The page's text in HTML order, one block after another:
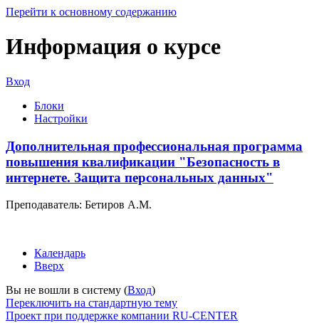
Перейти к основному содержанию
Информация о курсе
Вход
Блоки
Настройки
Дополнительная профессиональная программа
повышения квалификации "Безопасность в
интернете. Защита персональных данных"
Преподаватель: Бетиров А.М.
Календарь
Вверх
Вы не вошли в систему (Вход)
Переключить на стандартную тему
Проект при поддержке компании RU-CENTER